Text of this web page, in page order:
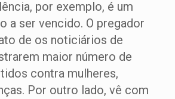
por exemplo, é um
a ser vencido. O pregador
de os noticiários de
maior número de
contra mulheres,
Por outro lado, vê com